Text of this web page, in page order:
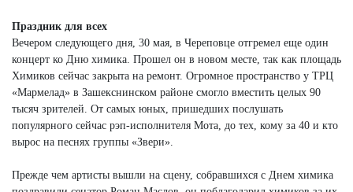
Праздник для всех
Вечером следующего дня, 30 мая, в Череповце отгремел еще один
концерт ко Дню химика. Прошел он в новом месте, так как площадь
Химиков сейчас закрыта на ремонт. Огромное пространство у ТРЦ
«Мармелад» в Зашекснинском районе смогло вместить целых 90
тысяч зрителей. От самых юных, пришедших послушать
популярного сейчас рэп-исполнителя Мота, до тех, кому за 40 и кто
вырос на песнях группы «Звери».
Прежде чем артисты вышли на сцену, собравшихся с Днем химика